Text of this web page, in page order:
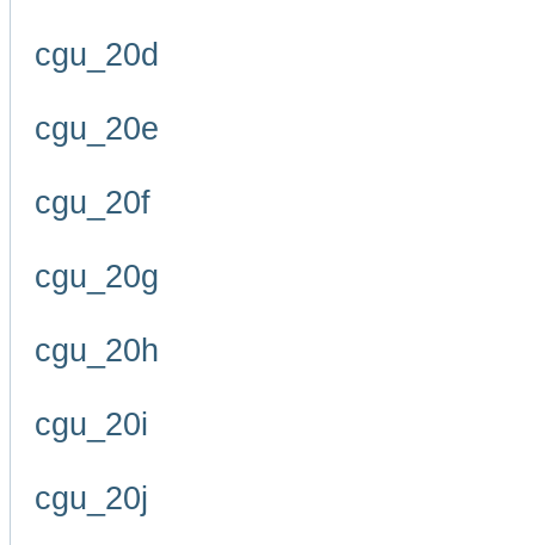
cgu_20d
cgu_20e
cgu_20f
cgu_20g
cgu_20h
cgu_20i
cgu_20j